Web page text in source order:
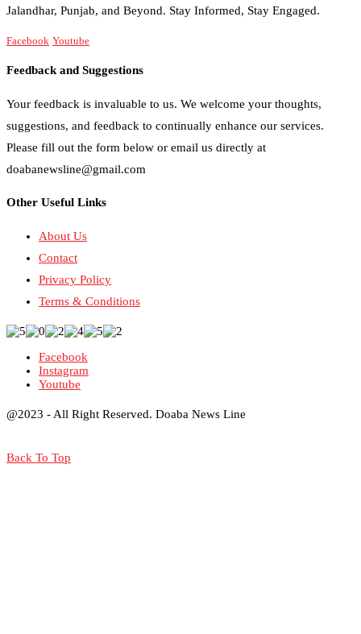
Jalandhar, Punjab, and Beyond. Stay Informed, Stay Engaged.
Facebook Youtube
Feedback and Suggestions
Your feedback is invaluable to us. We welcome your thoughts,
suggestions, and feedback to continually enhance our services.
Please fill out the form below or email us directly at
doabanewsline@gmail.com
Other Useful Links
About Us
Contact
Privacy Policy
Terms & Conditions
Facebook
Instagram
Youtube
@2023 - All Right Reserved. Doaba News Line
Back To Top